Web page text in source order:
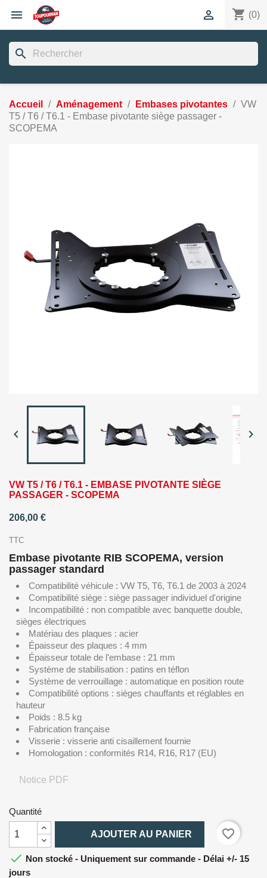
 shopping_cart (0)

search
Accueil Aménagement Embases pivotantes
VW
T5 / T6 / T6.1 - Embase pivotante siège passager -
SCOPEMA
 
VW T5 / T6 / T6.1 - EMBASE PIVOTANTE SIÈGE
PASSAGER - SCOPEMA
206,00 €
TTC
Embase pivotante RIB SCOPEMA, version
passager standard
Compatibilité véhicule : VW T5, T6, T6.1 de 2003 à 2024
Compatibilité siège : siège passager individuel d'origine
Incompatibilité : non compatible avec banquette double,
sièges électriques
Matériau des plaques : acier
Épaisseur des plaques : 4 mm
Épaisseur totale de l'embase : 21 mm
Système de stabilisation : patins en téflon
Système de verrouillage : automatique en position route
Compatibilité options : sièges chauffants et réglables en
hauteur
Poids : 8.5 kg
Fabrication française
Visserie : visserie anti cisaillement fournie
Homologation : conformités R14, R16, R17 (EU)
Notice PDF
Quantité
AJOUTER AU PANIER
favorite_border
 Non stocké - Uniquement sur commande - Délai +/- 15
jours